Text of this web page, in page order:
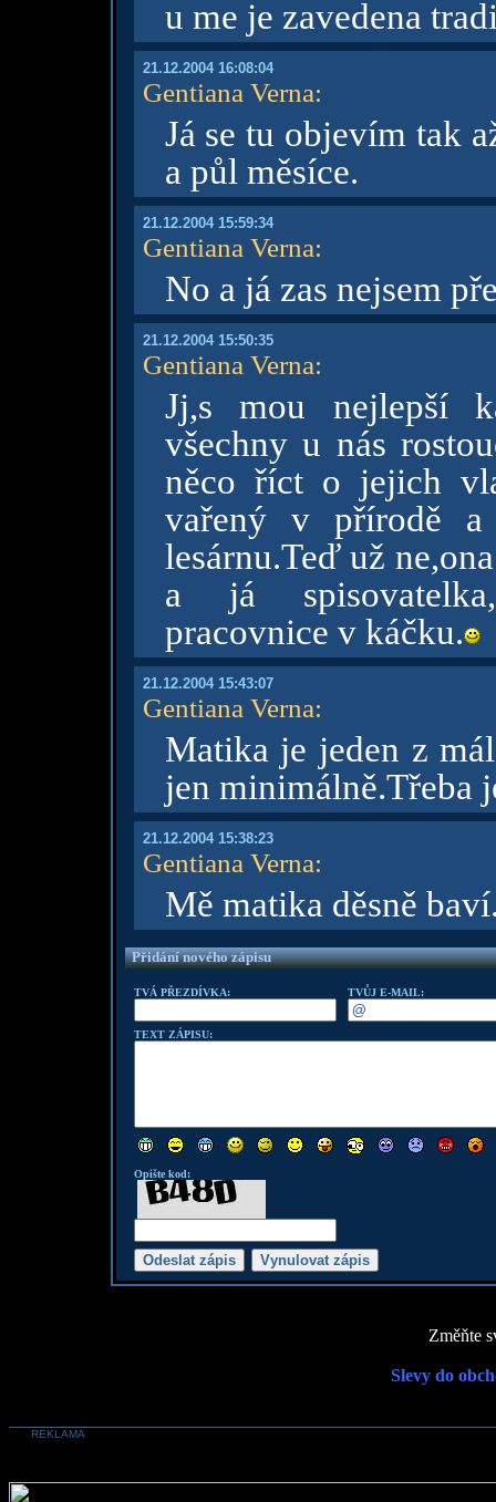
u me je zavedena
21.12.2004 16:08:04
Gentiana Verna:
Já se tu objevím tak
a půl měsíce.
21.12.2004 15:59:34
Gentiana Verna:
No a já zas nejsem
21.12.2004 15:50:35
Gentiana Verna:
Jj,s mou nejlepší
všechny u nás
něco říct o jejich
vařený v přírodě
lesárnu.Teď už
a já
pracovnice v káčku.
21.12.2004 15:43:07
Gentiana Verna:
Matika je jeden z
jen minimálně.Třeba
21.12.2004 15:38:23
Gentiana Verna:
Mě matika děsně
Přidání nového zápisu
TVÁ PŘEZDÍVKA: TVŮJ E-MAIL:
TEXT ZÁPISU:
Opište kod:
Změňte
Slevy do
REKLAMA